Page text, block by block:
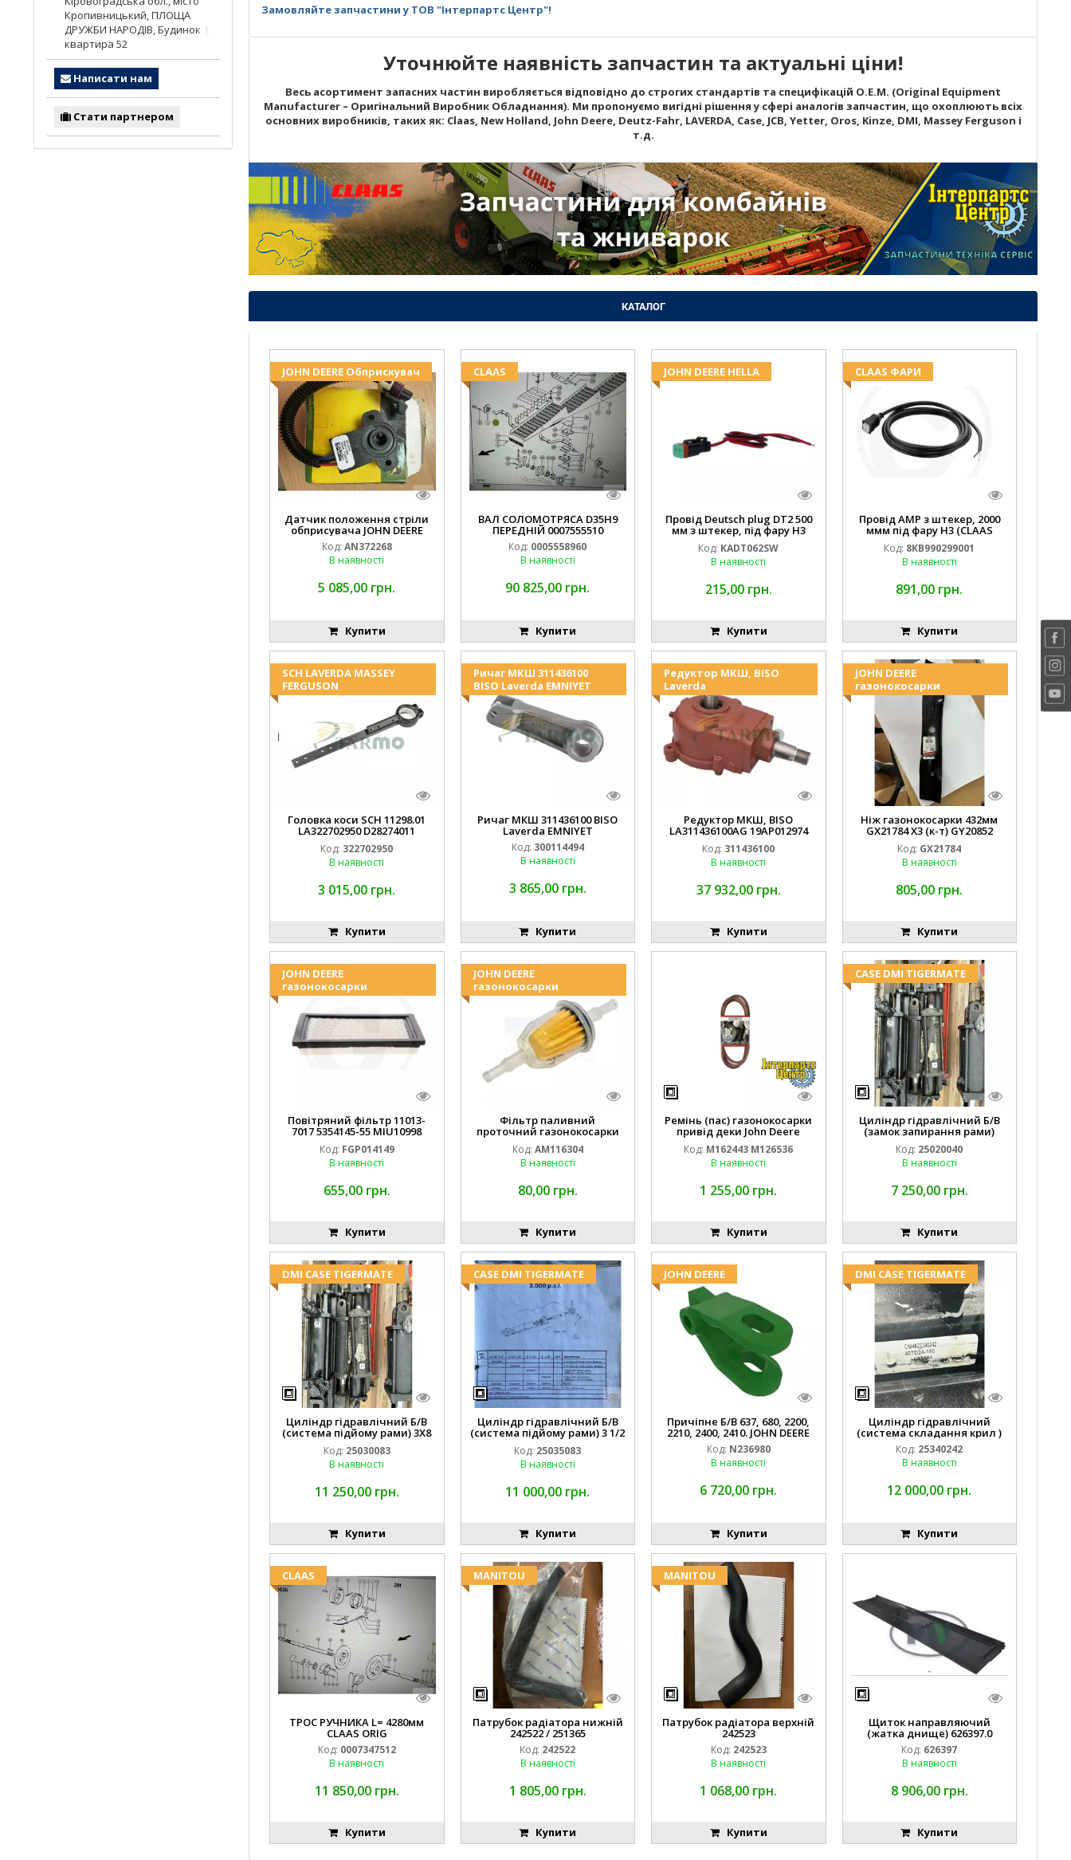
Замовляйте запчастини у ТОВ "Інтерпартс Центр"!
Уточнюйте наявність запчастин та актуальні ціни!
Весь асортимент запасних частин виробляється відповідно до строгих стандартів та специфікацій O.E.M. (Original Equipment
Manufacturer – Оригінальний Виробник Обладнання). Ми пропонуємо вигідні рішення у сфері аналогів запчастин, що охоплюють всіх
основних виробників, таких як: Claas, New Holland, John Deere, Deutz-Fahr, LAVERDA, Case, JCB, Yetter, Oros, Kinze, DMI, Massey Ferguson і
т.д.
КАТАЛОГ
JOHN DEERE Обприскувач
Датчик положення стріли
обприсувача JOHN DEERE
Код: AN372268
В наявності
5 085,00 грн.
Купити
CLAAS
ВАЛ СОЛОМОТРЯСА D35H9
ПЕРЕДНІЙ 0007555510
Код: 0005558960
В наявності
90 825,00 грн.
Купити
JOHN DEERE HELLA
Провід Deutsch plug DT2 500
мм з штекер, під фару H3
(JOHN DEERE AL116438
994.184.00) ) Kramp Hella
Код: KADT062SW
В наявності
215,00 грн.
Купити
CLAAS ФАРИ
Провід AMP з штекер, 2000
ммм під фару H3 (CLAAS
013733) Hella
Код: 8KB990299001
В наявності
891,00 грн.
Купити
SCH LAVERDA MASSEY
FERGUSON
Головка коси SCH 11298.01
LA322702950 D28274011
EMNIYET
Код: 322702950
В наявності
3 015,00 грн.
Купити
Ричаг МКШ 311436100
BISO Laverda EMNIYET
Ричаг МКШ 311436100 BISO
Laverda EMNIYET
Код: 300114494
В наявності
3 865,00 грн.
Купити
Редуктор МКШ, BISO
Laverda
Редуктор МКШ, BISO
LA311436100AG 19AP012974
Laverda EMNIYET
Код: 311436100
В наявності
37 932,00 грн.
Купити
JOHN DEERE
газонокосарки
Ніж газонокосарки 432мм
GX21784 X3 (к-т) GY20852
AM137757 AM141035
Код: GX21784
В наявності
805,00 грн.
Купити
JOHN DEERE
газонокосарки
Повітряний фільтр 11013-
7017 5354145-55 MIU10998
FGP014149
Код: FGP014149
В наявності
655,00 грн.
Купити
JOHN DEERE
газонокосарки
Фільтр паливний
проточний газонокосарки
JOHN DEERE AM116304 GY20709
Код: AM116304
В наявності
80,00 грн.
Купити
Ремінь (пас) газонокосарки
привід деки John Deere
M162443 M126536
Код: M162443 M126536
В наявності
1 255,00 грн.
Купити
CASE DMI TIGERMATE
Циліндр гідравлічний Б/В
(замок запирання рами)
2''X4'' 25320040
Код: 25020040
В наявності
7 250,00 грн.
Купити
DMI CASE TIGERMATE
Циліндр гідравлічний Б/В
(система підйому рами) 3X8
87423768
Код: 25030083
В наявності
11 250,00 грн.
Купити
CASE DMI TIGERMATE
Циліндр гідравлічний Б/В
(система підйому рами) 3 1/2
84255910
Код: 25035083
В наявності
11 000,00 грн.
Купити
JOHN DEERE
Причіпне Б/В 637, 680, 2200,
2210, 2400, 2410. JOHN DEERE
Код: N236980
В наявності
6 720,00 грн.
Купити
DMI CASE TIGERMATE
Циліндр гідравлічний
(система складання крил )
Код: 25340242
В наявності
12 000,00 грн.
Купити
CLAAS
ТРОС РУЧНИКА L= 4280мм
CLAAS ORIG
Код: 0007347512
В наявності
11 850,00 грн.
Купити
MANITOU
Патрубок радіатора нижній
242522 / 251365
Код: 242522
В наявності
1 805,00 грн.
Купити
MANITOU
Патрубок радіатора верхній
242523
Код: 242523
В наявності
1 068,00 грн.
Купити
Щиток направляючий
(жатка днище) 626397.0
Код: 626397
В наявності
8 906,00 грн.
Купити
Кропивницький, ПЛОЩА
ДРУЖБИ НАРОДІВ, Будинок 1,
квартира 52
Написати нам
Стати партнером